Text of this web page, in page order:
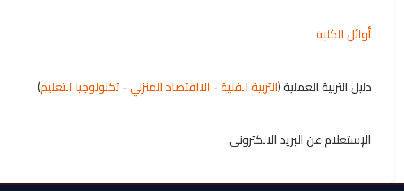
أوائل الكلية
دليل التربية العملية (التربية الفنية- الااقتصاد المنزلي-تكنولوجيا التعليم)
الإستعلام عن البريد الالكترونى